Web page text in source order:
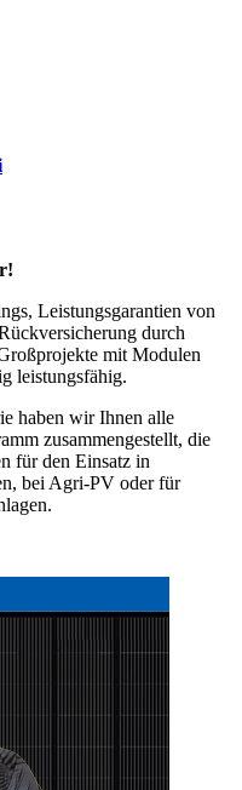
Leistungsgarantien von
durch
mit Modulen
leistungsfähig.
haben wir Ihnen alle
zusammengestellt, die
für den Einsatz in
bei Agri-PV oder für